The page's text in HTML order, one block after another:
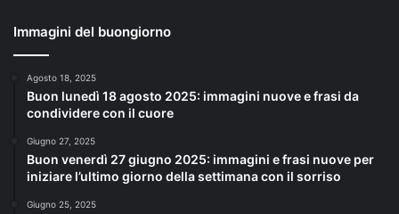
Immagini del buongiorno
Agosto 18, 2025
Buon lunedì 18 agosto 2025: immagini nuove e frasi da
condividere con il cuore
Giugno 27, 2025
Buon venerdì 27 giugno 2025: immagini e frasi nuove per
iniziare l’ultimo giorno della settimana con il sorriso
Giugno 25, 2025